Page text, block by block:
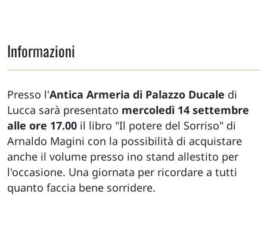
Informazioni
Presso l'Antica Armeria di Palazzo Ducale di
Lucca sarà presentato mercoledì 14 settembre
alle ore 17.00 il libro "Il potere del Sorriso" di
Arnaldo Magini con la possibilità di acquistare
anche il volume presso ino stand allestito per
l'occasione. Una giornata per ricordare a tutti
quanto faccia bene sorridere.